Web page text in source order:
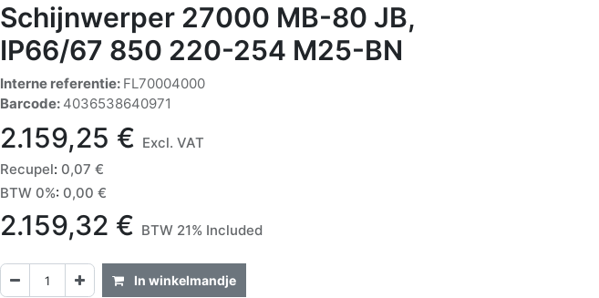
Schijnwerper 27000 MB-80 JB,
IP66/67 850 220-254 M25-BN
Interne referentie: FL70004000
Barcode: 4036538640971
2.159,25 € Excl. VAT
Recupel: 0,07 €
BTW 0%: 0,00 €
2.159,32 € BTW 21% Included
In winkelmandje